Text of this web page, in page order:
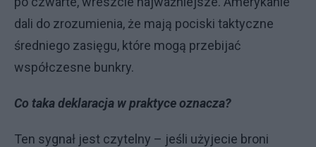
dali do zrozumienia, że mają pociski taktyczne
średniego zasięgu, które mogą przebijać
współczesne bunkry.
Co taka deklaracja w praktyce oznacza?
Ten sygnał jest czytelny – jeśli użyjecie broni